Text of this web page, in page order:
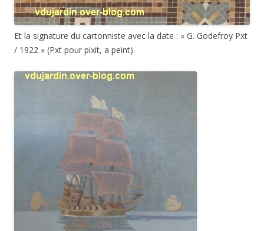
quelques détails. D’abord le voilier à gauche…